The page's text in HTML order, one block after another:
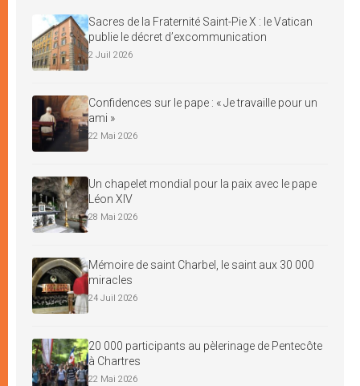
Sacres de la Fraternité Saint-Pie X : le Vatican
publie le décret d’excommunication
2 Juil 2026
Confidences sur le pape : « Je travaille pour un
ami »
22 Mai 2026
Un chapelet mondial pour la paix avec le pape
Léon XIV
28 Mai 2026
Mémoire de saint Charbel, le saint aux 30 000
miracles
24 Juil 2026
20 000 participants au pèlerinage de Pentecôte
à Chartres
22 Mai 2026